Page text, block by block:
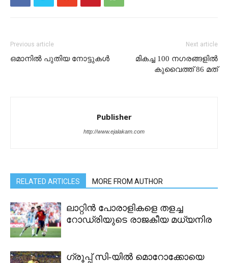
Previous article
ഒമാനിൽ പുതിയ നോട്ടുകൾ
Next article
മികച്ച 100 നഗരങ്ങളിൽ
കുവൈത്ത് 86 മത്
Publisher
http://www.ejalakam.com
RELATED ARTICLES MORE FROM AUTHOR
ലാറ്റിൻ പോരാളികളെ തളച്ച
റോഡ്രിയുടെ രാജകീയ മധ്യനിര
ഗ്രൂപ്പ് സി-യിൽ മൊറോക്കോയെ